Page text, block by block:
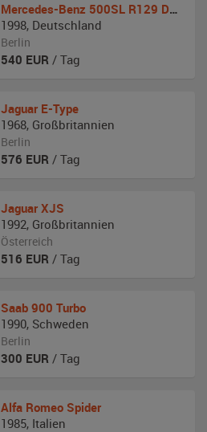
Mercedes-Benz 500SL R129 Designo MEC-Design Umbau
1998, Deutschland
Berlin
540 EUR / Tag
Jaguar E-Type
1968, Großbritannien
Berlin
576 EUR / Tag
Jaguar XJS
1992, Großbritannien
Österreich
516 EUR / Tag
Saab 900 Turbo
1990, Schweden
Berlin
300 EUR / Tag
Alfa Romeo Spider
1985, Italien